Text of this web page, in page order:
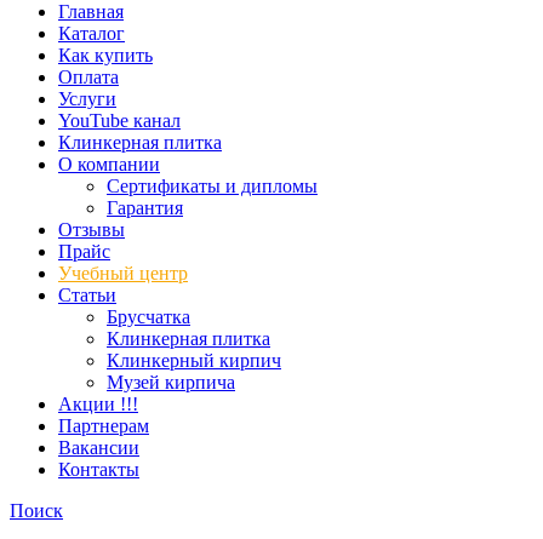
Главная
Каталог
Как купить
Оплата
Услуги
YouTube канал
Клинкерная плитка
О компании
Сертификаты и дипломы
Гарантия
Отзывы
Прайс
Учебный центр
Статьи
Брусчатка
Клинкерная плитка
Клинкерный кирпич
Музей кирпича
Акции !!!
Партнерам
Вакансии
Контакты
Поиск